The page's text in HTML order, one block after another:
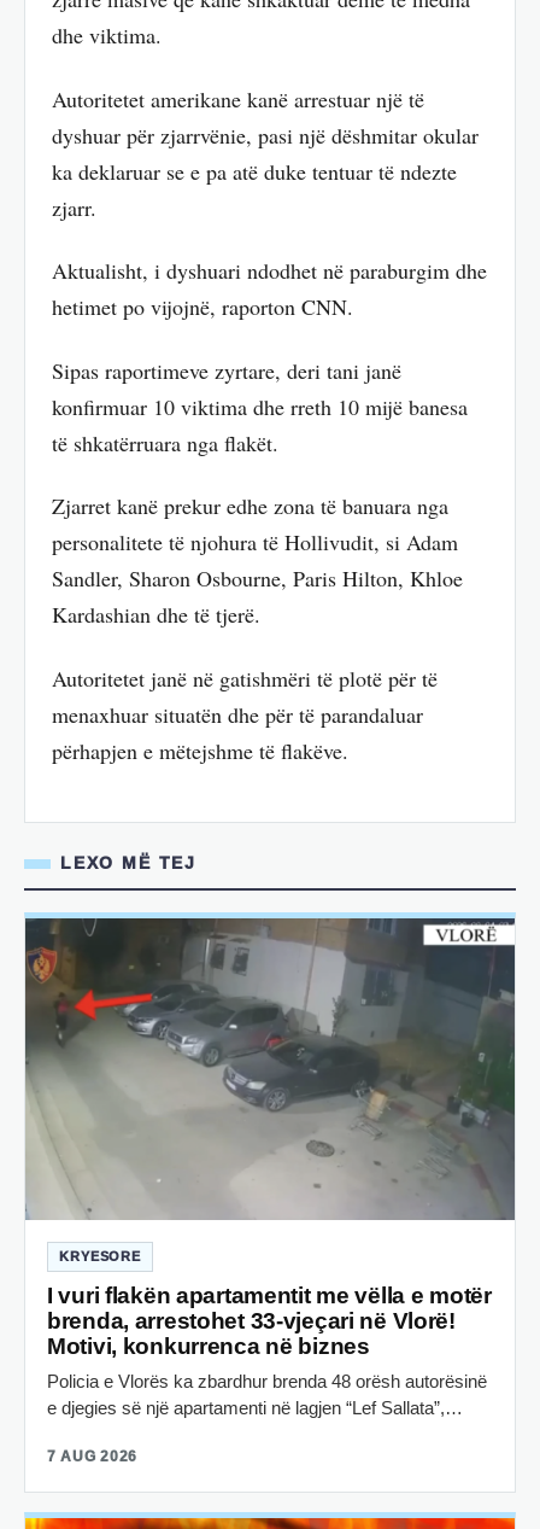
dhe viktima.
Autoritetet amerikane kanë arrestuar një të
dyshuar për zjarrvënie, pasi një dëshmitar okular
ka deklaruar se e pa atë duke tentuar të ndezte
zjarr.
Aktualisht, i dyshuari ndodhet në paraburgim dhe
hetimet po vijojnë, raporton CNN.
Sipas raportimeve zyrtare, deri tani janë
konfirmuar 10 viktima dhe rreth 10 mijë banesa
të shkatërruara nga flakët.
Zjarret kanë prekur edhe zona të banuara nga
personalitete të njohura të Hollivudit, si Adam
Sandler, Sharon Osbourne, Paris Hilton, Khloe
Kardashian dhe të tjerë.
Autoritetet janë në gatishmëri të plotë për të
menaxhuar situatën dhe për të parandaluar
përhapjen e mëtejshme të flakëve.
LEXO MË TEJ
KRYESORE
I vuri flakën apartamentit me vëlla e motër
brenda, arrestohet 33-vjeçari në Vlorë!
Motivi, konkurrenca në biznes
Policia e Vlorës ka zbardhur brenda 48 orësh autorësinë
e djegies së një apartamenti në lagjen “Lef Sallata”,…
7 AUG 2026